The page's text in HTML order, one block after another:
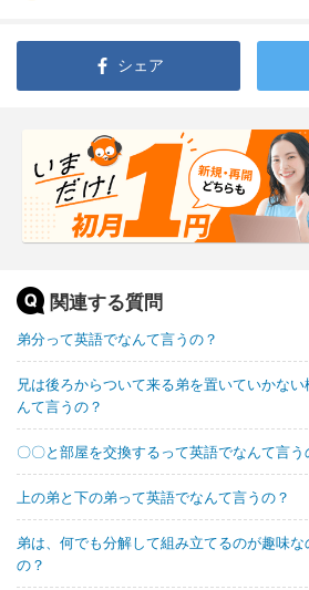
シェア
関連する質問
弟分って英語でなんて言うの？
兄は後ろからついて来る弟を置いていかな
んて言うの？
〇〇と部屋を交換するって英語でなんて言う
上の弟と下の弟って英語でなんて言うの？
弟は、何でも分解して組み立てるのが趣味
の？